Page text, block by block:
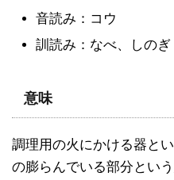
音読み：コウ
訓読み：なべ、しのぎ
意味
調理用の火にかける器と
の膨らんでいる部分という